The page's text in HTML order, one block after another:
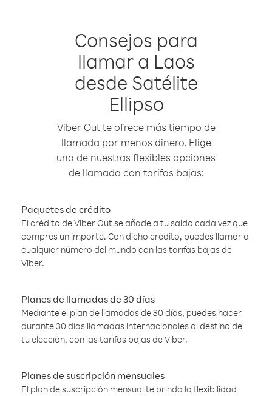
Consejos para
llamar a Laos
desde Satélite
Ellipso
Viber Out te ofrece más tiempo de
llamada por menos dinero. Elige
una de nuestras flexibles opciones
de llamada con tarifas bajas:
Paquetes de crédito
El crédito de Viber Out se añade a tu saldo cada vez que
compres un importe. Con dicho crédito, puedes llamar a
cualquier número del mundo con las tarifas bajas de
Viber.
Planes de llamadas de 30 días
Mediante el plan de llamadas de 30 días, puedes hacer
durante 30 días llamadas internacionales al destino de
tu elección, con las tarifas bajas de Viber.
Planes de suscripción mensuales
El plan de suscripción mensual te brinda la flexibilidad